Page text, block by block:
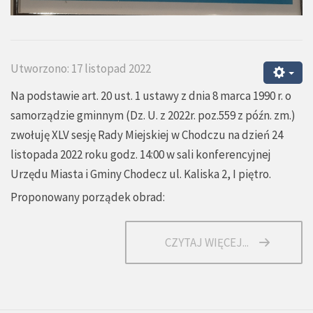
Utworzono: 17 listopad 2022
Na podstawie art. 20 ust. 1 ustawy z dnia 8 marca 1990 r. o
samorządzie gminnym (Dz. U. z 2022r. poz.559 z późn. zm.)
zwołuję XLV sesję Rady Miejskiej w Chodczu na dzień 24
listopada 2022 roku godz. 14:00 w sali konferencyjnej
Urzędu Miasta i Gminy Chodecz ul. Kaliska 2, I piętro.
Proponowany porządek obrad:
CZYTAJ WIĘCEJ...